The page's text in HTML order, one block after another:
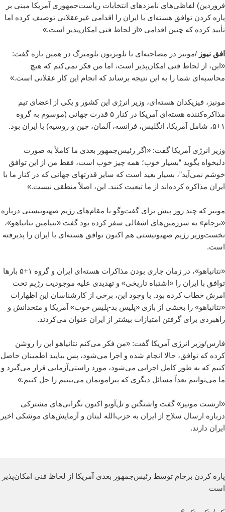
فروردین) لفاظی‌های نامزدهای انتخابات ریاست‌جمهوری آمریکا مبنی بر
پاره کردن توافق هسته‌ای با ایران را اقدامی غیرعقلانی توصیف کرده اما
تأیید کرده که چنین اقدامی «از لحاظ فنی امکان‌پذیر است.»
افق نیوز /مونیز در مصاحبه‌ای با تلویزیون بلومبرگ در همین باره گفت:
«این، از لحاظ فنی امکان‌پذیر است، اما من فکر نمی‌کنم که هیچ
محاسبه‌ای شما را به این نتیجه برساند که انجام این کار عقلانی است.»
مونیز، فیزیکدان هسته‌ای، وزیر انرژی این کشور و یکی از اعضای تیم
مذاکره‌کننده هسته‌ای آمریکا در کنار ۵ قدرت جهانی (موسوم به گروه
۱+۵، شامل آمریکا، انگلیس، فرانسه، آلمان، چین و روسیه) با ایران بود.
وزیر انرژی آمریکا گفت: «اگر رئیس‌جمهور بعدی ما کاملاً به صورت
دلبخواه بگوید “بسیار خوب؛ همه چیز خوب است، فقط من از این توافق
خوشم نمی‌آید”، بسیار بعید است که سایر قدرتهای جهانی که در کنار ما با
ایران مذاکره‌ کرده‌اند از ما تبعیت کنند. این، اصلاً منطقی نیست.»
مونیز که چند روز پیش برای گفت‌وگو با مقام‌های رژیم صهیونیستی درباره
«برجام» به سرزمین‌های اشغالی سفر کرده بود گفت «بنیامین نتانیاهو»،
نخست‌وزیر رژیم صهیونیستی هم اکنون توافق هسته‌ای با ایران را پذیرفته
است.
«نتانیاهو»، در زمان جاری بودن مذاکرات هسته‌ای ایران و گروه ۱+۵ بارها
توافق با ایران را «اشتباه تاریخی» و تهدیدی علیه موجودیت رژیم تحت
امرش خطاب کرده بود. با وجود این، برخی از کارشناسان این اظهارات
«نتانیاهو» را بخشی از بازی «پلیس بد-پلیس خوب» آمریکا و متحدانش و
راهبردی برای گرفتن امتیازات بیشتر از ایران عنوان می‌کردند.
فارس/وزیر انرژی آمریکا گفت: «من فکر می‌کنم نتانیاهو این را روشن
کرده که توافق، حالا انجام شده و اجرا می‌شود، پس بیایید اطمینان حاصل
کنیم که به طور کامل اجرایی می‌شود، مورد راستی‌آزمایی قرار می‌گیرد و
ما می‌توانیم بعداً مسائل دیگری که پیرامونمان می‌بینیم را حل کنیم.»
«ارنست مونیز» گفت واشنگتن و تل‌آویو اکنون نگرانی‌های مشترکی
درباره ارسال سلاح از ایران به حزب‌الله لبنان و آزمایش‌های موشکی اخیر
ایران دارند.
پاره کردن برجام توسط رئیس‌جمهور بعدی آمریکا از لحاظ فنی امکان‌پذیر
است